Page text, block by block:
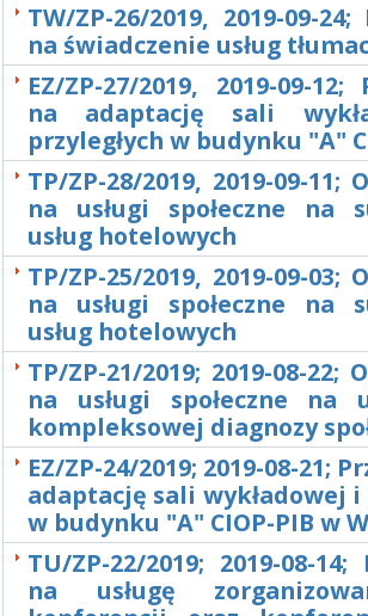
TW/ZP-26/2019, 2019-09-
na świadczenie usług
EZ/ZP-27/2019, 2019-09-
na adaptację sali
przyległych w budynku "A"
TP/ZP-28/2019, 2019-09-
na usługi społeczne na
usług hotelowych
TP/ZP-25/2019, 2019-09-
na usługi społeczne na
usług hotelowych
TP/ZP-21/2019; 2019-08-
na usługi społeczne na
kompleksowej diagnozy
EZ/ZP-24/2019; 2019-08-21;
adaptację sali wykładowej i
w budynku "A" CIOP-PIB w
TU/ZP-22/2019; 2019-08-
na usługę